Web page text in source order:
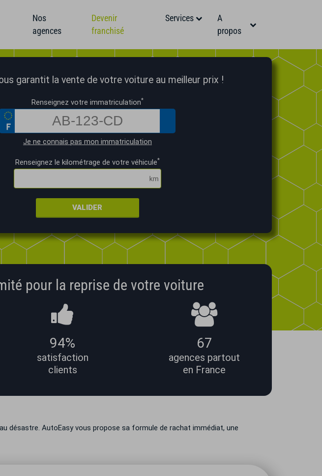
Nos
agences
Devenir
franchisé
Services
A
propos
garantit la vente de votre voiture au meilleur prix !
Renseignez votre immatriculation*
Je ne connais pas mon immatriculation
Renseignez le kilométrage de votre véhicule*
VALIDER
pour la reprise de votre voiture
94%
satisfaction
clients
67
agences partout
en France
désastre. AutoEasy vous propose sa formule de rachat immédiat, une